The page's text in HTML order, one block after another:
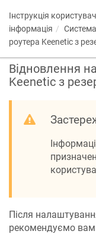
Інструкція
інформація
Система
роутера Keeneticз
Відновлення
Keenetic з
Після
рекомендуємо вам